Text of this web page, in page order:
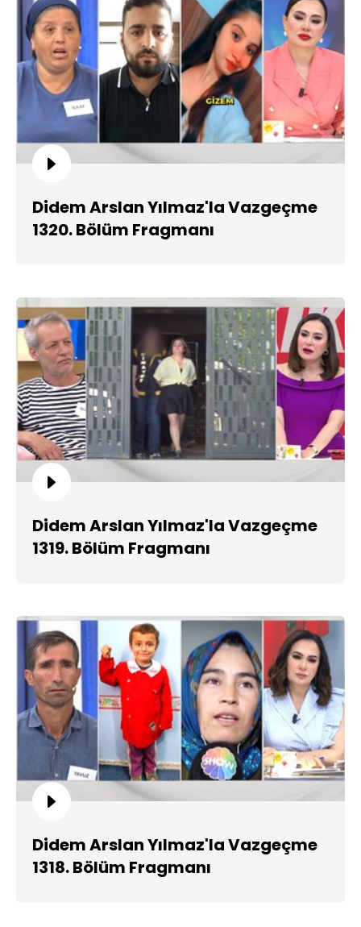
Didem Arslan Yılmaz'la Vazgeçme
1320. Bölüm Fragmanı
Didem Arslan Yılmaz'la Vazgeçme
1319. Bölüm Fragmanı
Didem Arslan Yılmaz'la Vazgeçme
1318. Bölüm Fragmanı